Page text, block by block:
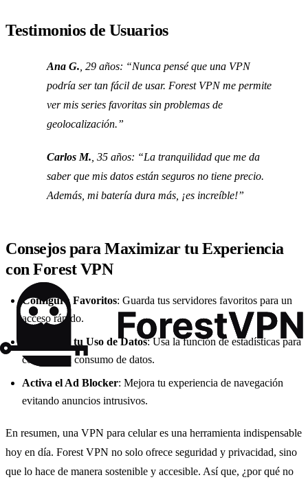
Testimonios de Usuarios
Ana G., 29 años: “Nunca pensé que una VPN
podría ser tan fácil de usar. Forest VPN me permite
ver mis series favoritas sin problemas de
geolocalización.”
Carlos M., 35 años: “La tranquilidad que me da
saber que mis datos están seguros no tiene precio.
Además, mi batería dura más, ¡es increíble!”
Consejos para Maximizar tu Experiencia
con Forest VPN
Configura Favoritos: Guarda tus servidores favoritos para un
acceso rápido.
Monitorea tu Uso de Datos: Usa la función de estadísticas para
controlar tu consumo de datos.
Activa el Ad Blocker: Mejora tu experiencia de navegación
evitando anuncios intrusivos.
En resumen, una VPN para celular es una herramienta indispensable
hoy en día. Forest VPN no solo ofrece seguridad y privacidad, sino
que lo hace de manera sostenible y accesible. Así que, ¿por qué no